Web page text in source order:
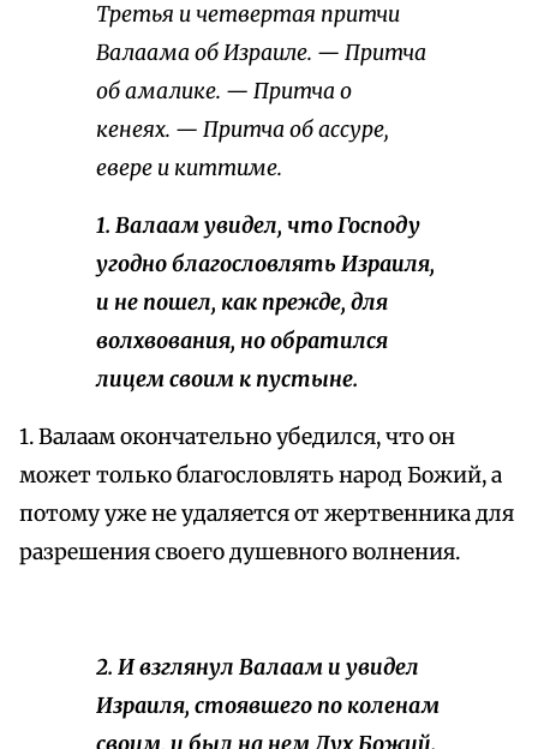
Третья и четвертая притчи
Валаама об Израиле. — Притча
об амалике. — Притча о
кенеях. — Притча об ассуре,
евере и киттиме.
1. Валаам увидел, что Господу
угодно благословлять Израиля,
и не пошел, как прежде, для
волхвования, но обратился
лицем своим к пустыне.
1. Валаам окончательно убедился, что он
может только благословлять народ Божий, а
потому уже не удаляется от жертвенника для
разрешения своего душевного волнения.
2. И взглянул Валаам и увидел
Израиля, стоявшего по коленам